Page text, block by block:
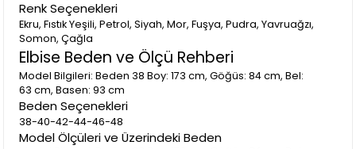
Renk Seçenekleri
Ekru, Fıstık Yeşili, Petrol, Siyah, Mor, Fuşya, Pudra, Yavruağzı,
Somon, Çağla
Elbise Beden ve Ölçü Rehberi
Model Bilgileri: Beden 38 Boy: 173 cm, Göğüs: 84 cm, Bel:
63 cm, Basen: 93 cm
Beden Seçenekleri
38-40-42-44-46-48
Model Ölçüleri ve Üzerindeki Beden